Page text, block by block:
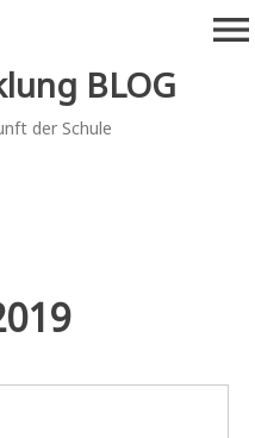
BLOG
der Schule
menu